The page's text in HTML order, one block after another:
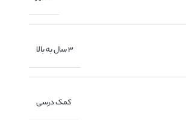
3 سال به بالا
کمک درسی